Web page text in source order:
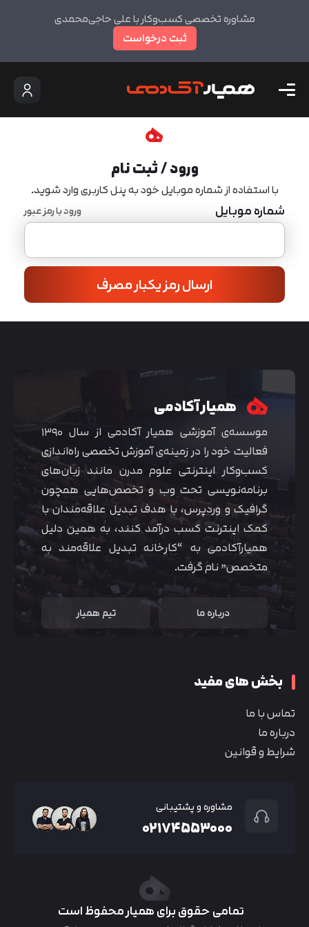
مشاوره تخصصی کسب‌وکار با علی حاجی‌محمدی
ثبت درخواست
ورود / ثبت نام
با استفاده از شماره موبایل خود به پنل کاربری وارد شوید.
شماره موبایل ورود با رمز عبور
ارسال رمز یکبار مصرف
همیار آکادمی
موسسه‌ی آموزشی همیار آکادمی از سال ۱۳۹۰
فعالیت خود را در زمینه‌ی آموزش تخصصی راه‌اندازی
کسب‌و‌کار اینترنتی علوم مدرن مانند زبان‌های
برنامه‌نویسی تحت وب و تخصص‌هایی همچون
گرافیک و وردپرس، با هدف تبدیل علاقه‌مندان با
کمک اینترنت کسب درآمد کنند، به همین دلیل
همیارآکادمی به “کارخانه تبدیل علاقه‌مند به
متخصص” نام گرفت.
درباره ما تیم همیار
بخش های مفید
تماس با ما
درباره ما
شرایط و قوانین
مشاوره و پشتیبانی
۰۲۱۷۴۵۵۳۰۰۰
تمامی حقوق برای همیار محفوظ است
متوجه شدم